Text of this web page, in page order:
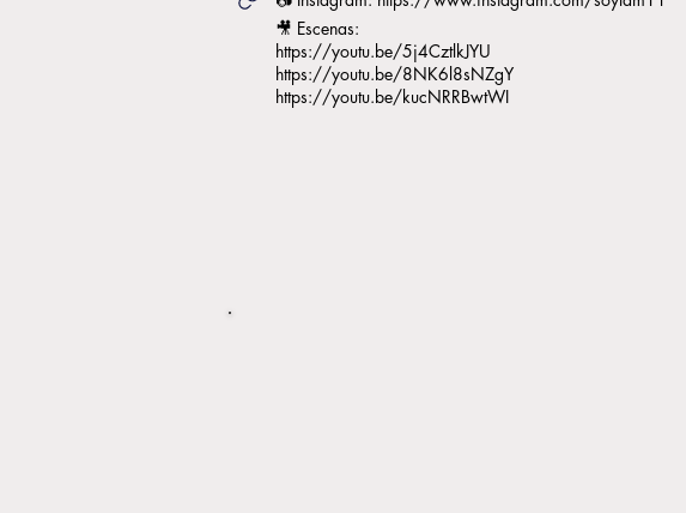
🎥 Escenas:
https://youtu.be/5j4CztlkJYU
https://youtu.be/8NK6l8sNZgY
https://youtu.be/kucNRRBwtWI